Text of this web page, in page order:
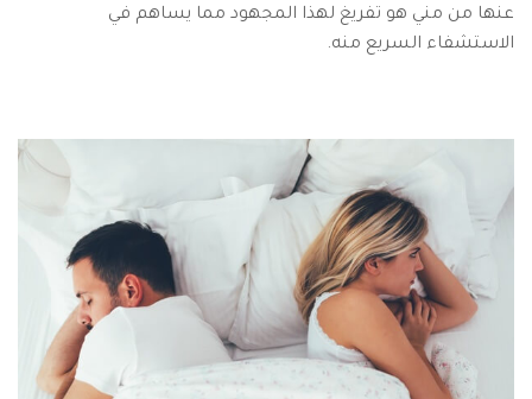
عنها من مني هو تفريغ لهذا المجهود مما يساهم في
الاستشفاء السريع منه.